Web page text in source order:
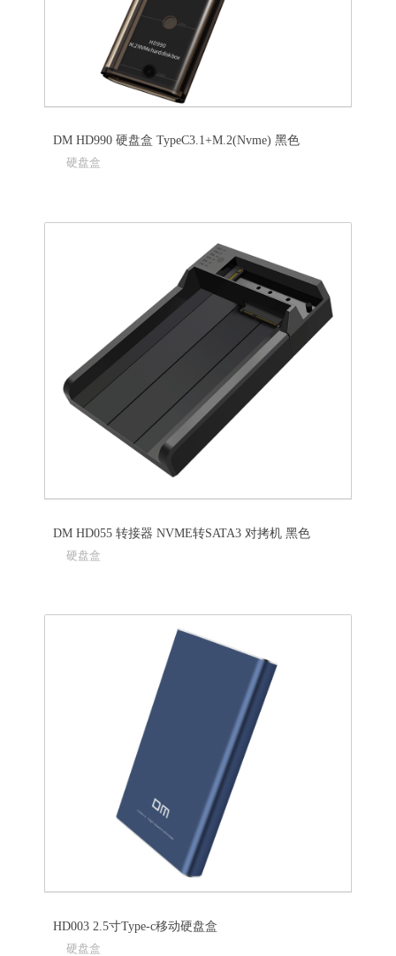
DM HD990 硬盘盒 TypeC3.1+M.2(Nvme) 黑色
硬盘盒
DM HD055 转接器 NVME转SATA3 对拷机 黑色
硬盘盒
HD003 2.5寸Type-c移动硬盘盒
硬盘盒